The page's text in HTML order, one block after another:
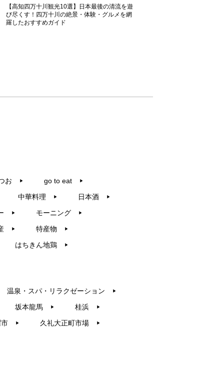
【高知四万十川観光10選】日本最後の清流を遊
び尽くす！四万十川の絶景・体験・グルメを網
羅したおすすめガイド
お ▶︎ go to eat ▶︎
中華料理 ▶︎ 日本酒 ▶︎
▶︎ モーニング ▶︎
▶︎ 特産物 ▶︎
はちきん地鶏 ▶︎
温泉・スパ・リラクゼーション ▶︎
坂本龍馬 ▶︎ 桂浜 ▶︎
市 ▶︎ 久礼大正町市場 ▶︎